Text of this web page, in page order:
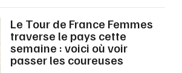
Le Tour de France Femmes
traverse le pays cette
semaine : voici où voir
passer les coureuses